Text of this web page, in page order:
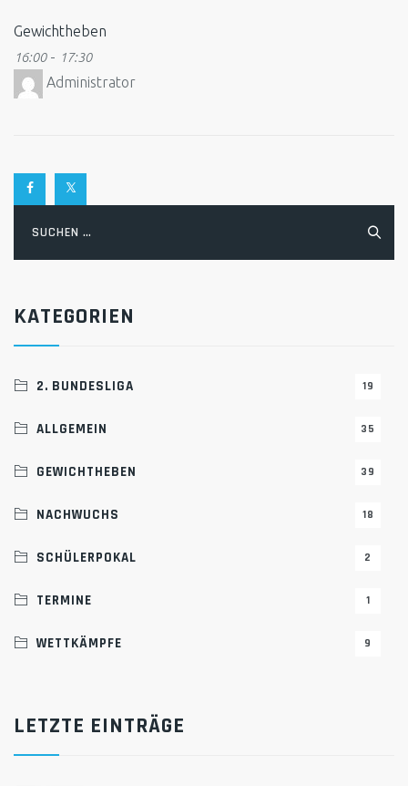
Gewichtheben
16:00- 17:30
Administrator
nach:
KATEGORIEN
2. BUNDESLIGA 19
ALLGEMEIN 35
GEWICHTHEBEN 39
NACHWUCHS 18
SCHÜLERPOKAL 2
TERMINE 1
WETTKÄMPFE 9
LETZTE EINTRÄGE